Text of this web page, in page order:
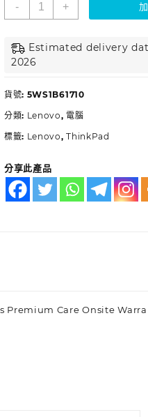
- +
Estimated delivery
2026
貨號: 5WS1B61710
分類: Lenovo, 電腦
標籤: Lenovo,ThinkPad
分享此產品
Premium Care Onsite